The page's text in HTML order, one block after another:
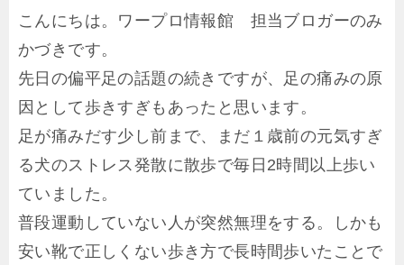
こんにちは。ワープロ情報館 担当ブロガーのみ
かづきです。
先日の偏平足の話題の続きですが、足の痛みの原
因として歩きすぎもあったと思います。
足が痛みだす少し前まで、まだ１歳前の元気すぎ
る犬のストレス発散に散歩で毎日2時間以上歩い
ていました。
普段運動していない人が突然無理をする。しかも
安い靴で正しくない歩き方で長時間歩いたことで